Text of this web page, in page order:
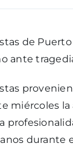
de
ante
miércoles
durante